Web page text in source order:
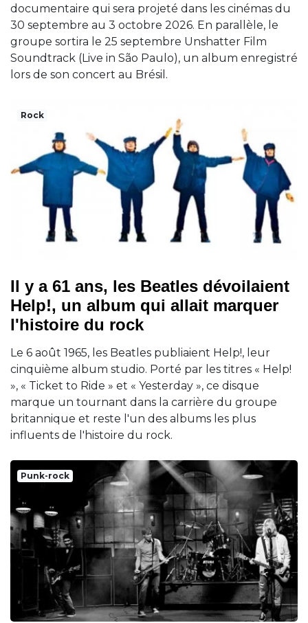
documentaire qui sera projeté dans les cinémas du
30 septembre au 3 octobre 2026. En parallèle, le
groupe sortira le 25 septembre Unshatter Film
Soundtrack (Live in São Paulo), un album enregistré
lors de son concert au Brésil.
Rock
Il y a 61 ans, les Beatles dévoilaient
Help!, un album qui allait marquer
l'histoire du rock
Le 6 août 1965, les Beatles publiaient Help!, leur
cinquième album studio. Porté par les titres « Help!
», « Ticket to Ride » et « Yesterday », ce disque
marque un tournant dans la carrière du groupe
britannique et reste l'un des albums les plus
influents de l'histoire du rock.
Punk-rock